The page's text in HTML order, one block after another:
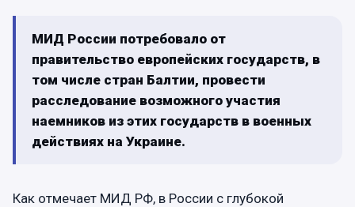
МИД России потребовало от
правительство европейских государств, в
том числе стран Балтии, провести
расследование возможного участия
наемников из этих государств в военных
действиях на Украине.
Как отмечает МИД РФ, в России с глубокой